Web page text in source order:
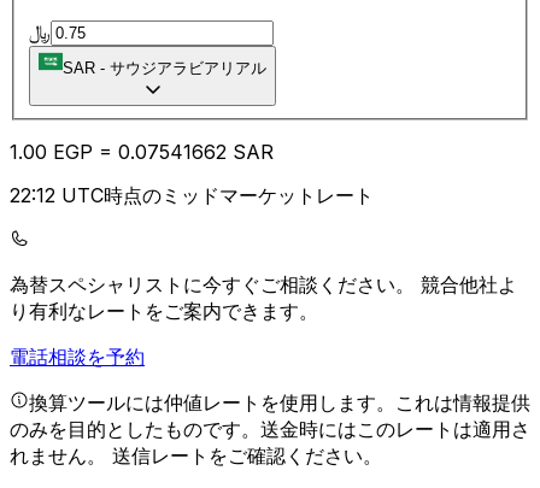
﷼
SAR - サウジアラビアリアル
1.00 EGP = 0.07541662 SAR
22:12 UTC時点のミッドマーケットレート
為替スペシャリストに今すぐご相談ください。 競合他社よ
り有利なレートをご案内できます。
電話相談を予約
換算ツールには仲値レートを使用します。これは情報提供
のみを目的としたものです。送金時にはこのレートは適用さ
れません。 送信レートをご確認ください。